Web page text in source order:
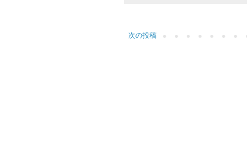
次の投稿